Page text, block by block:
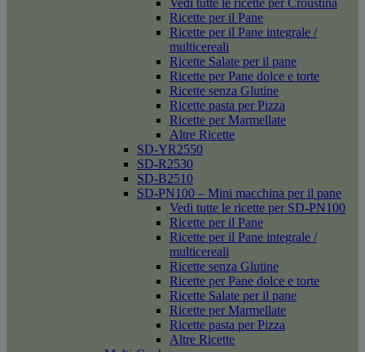
Vedi tutte le ricette per Croustina
Ricette per il Pane
Ricette per il Pane integrale /
multicereali
Ricette Salate per il pane
Ricette per Pane dolce e torte
Ricette senza Glutine
Ricette pasta per Pizza
Ricette per Marmellate
Altre Ricette
SD-YR2550
SD-R2530
SD-B2510
SD-PN100 – Mini macchina per il pane
Vedi tutte le ricette per SD-PN100
Ricette per il Pane
Ricette per il Pane integrale /
multicereali
Ricette senza Glutine
Ricette per Pane dolce e torte
Ricette Salate per il pane
Ricette per Marmellate
Ricette pasta per Pizza
Altre Ricette